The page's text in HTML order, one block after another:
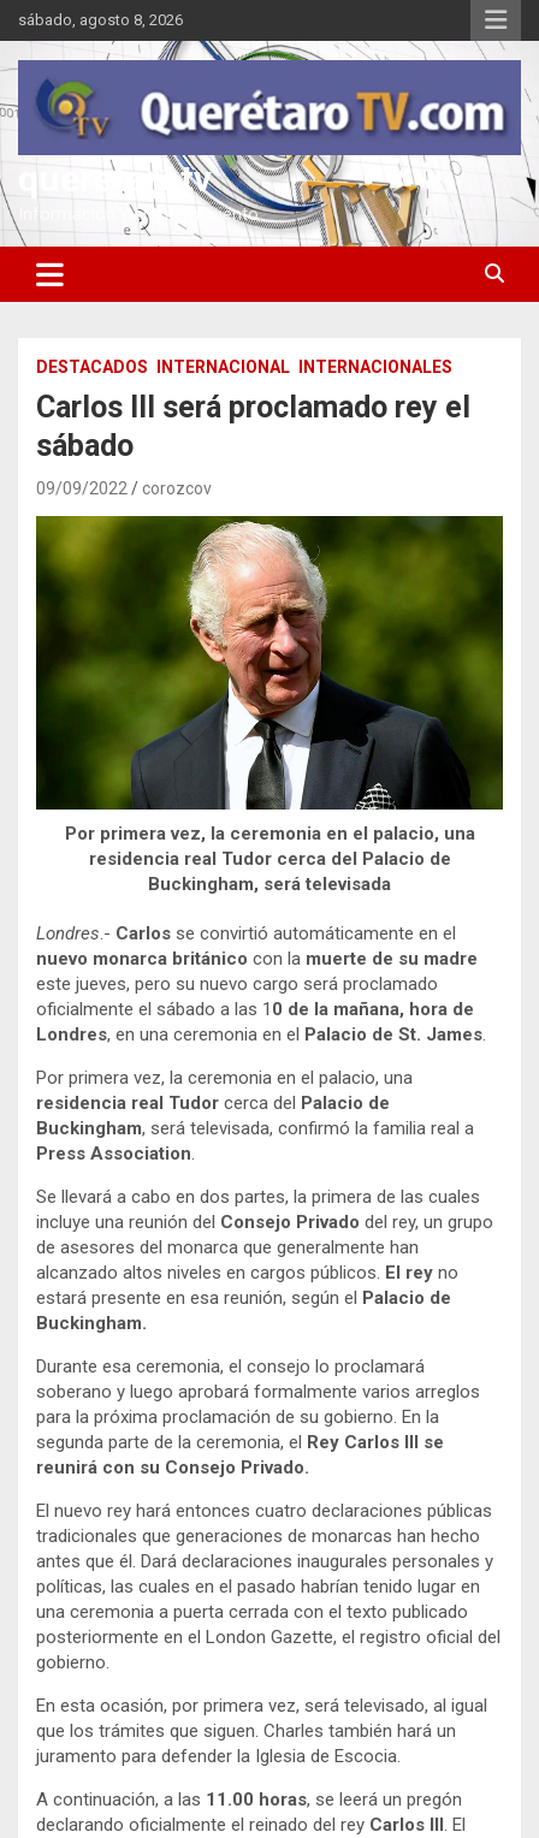
Saltar
al
contenido
sábado, agosto 8, 2026
queretarotv
Información y entretenimiento
DESTACADOS INTERNACIONAL INTERNACIONALES
Carlos III será proclamado rey el
sábado
09/09/2022 corozcov
Por primera vez, la ceremonia en el palacio, una
residencia real Tudor cerca del Palacio de
Buckingham, será televisada
Londres.- Carlos se convirtió automáticamente en el
nuevo monarca británico con la muerte de su madre
este jueves, pero su nuevo cargo será proclamado
oficialmente el sábado a las 1 0 de la mañana, hora de
Londres, en una ceremonia en el Palacio de St. James.
Por primera vez, la ceremonia en el palacio, una
residencia real Tudor cerca del Palacio de
Buckingham, será televisada, confirmó la familia real a
Press Association.
Se llevará a cabo en dos partes, la primera de las cuales
incluye una reunión del Consejo Privado del rey, un grupo
de asesores del monarca que generalmente han
alcanzado altos niveles en cargos públicos. El rey no
estará presente en esa reunión, según el Palacio de
Buckingham.
Durante esa ceremonia, el consejo lo proclamará
soberano y luego aprobará formalmente varios arreglos
para la próxima proclamación de su gobierno. En la
segunda parte de la ceremonia, el Rey Carlos III se
reunirá con su Consejo Privado.
El nuevo rey hará entonces cuatro declaraciones públicas
tradicionales que generaciones de monarcas han hecho
antes que él. Dará declaraciones inaugurales personales y
políticas, las cuales en el pasado habrían tenido lugar en
una ceremonia a puerta cerrada con el texto publicado
posteriormente en el London Gazette, el registro oficial del
gobierno.
En esta ocasión, por primera vez, será televisado, al igual
que los trámites que siguen. Charles también hará un
juramento para defender la Iglesia de Escocia.
A continuación, a las 11.00 horas, se leerá un pregón
declarando oficialmente el reinado del rey Carlos III. El